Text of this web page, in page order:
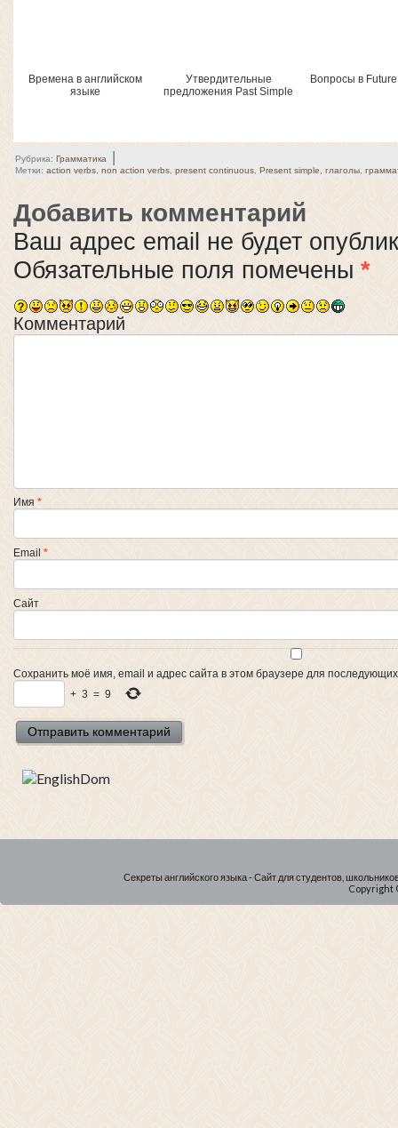
Времена в английском
языке
Утвердительные
предложения Past Simple
Вопросы в
Рубрика: Грамматика |
Метки: action verbs non action verbs present continuous Present simple глаголы
Добавить комментарий
Ваш адрес email не будет
Обязательные поля помечены *
Комментарий
Имя *
Email *
Сайт
Сохранить моё имя, email и адрес сайта в этом браузере для
+ 3 = 9
Секреты английского языка - Сайт для студентов,
Copyright